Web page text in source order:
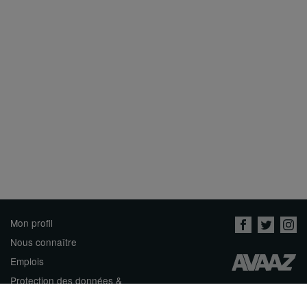
Mon profil
Nous connaître
Emplois
Protection des données &